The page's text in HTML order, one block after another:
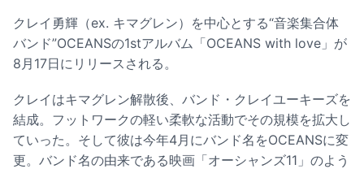
クレイ勇輝（ex. キマグレン）を中心とする“音楽集合体
バンド”OCEANSの1stアルバム「OCEANS with love」が
8月17日にリリースされる。
クレイはキマグレン解散後、バンド・クレイユーキーズを
結成。フットワークの軽い柔軟な活動でその規模を拡大し
ていった。そして彼は今年4月にバンド名をOCEANSに変
更。バンド名の由来である映画「オーシャンズ11」のよう